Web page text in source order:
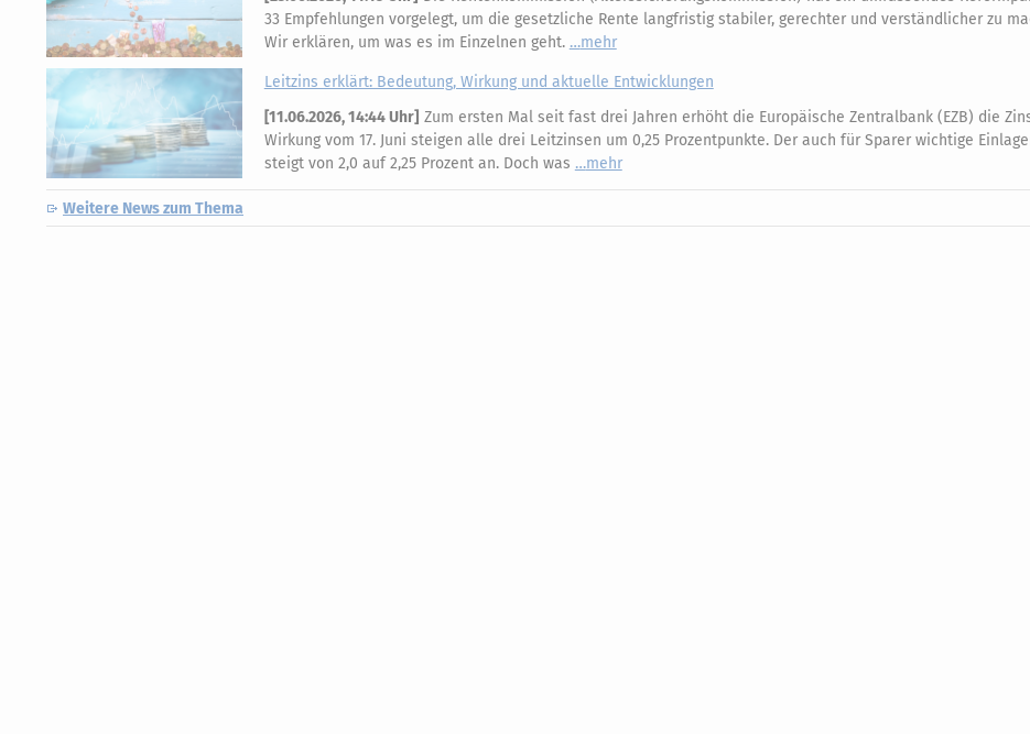
33 Empfehlungen vorgelegt, um die gesetzliche Rente langfristig stabiler, gerechter und verständlicher zu
Wir erklären, um was es im Einzelnen geht.
mehr
Leitzins erklärt: Bedeutung, Wirkung und aktuelle Entwicklungen
[11.06.2026, 14:44 Uhr] Zum ersten Mal seit fast drei Jahren erhöht die Europäische Zentralbank (EZB) die
Wirkung vom 17. Juni steigen alle drei Leitzinsen um 0,25 Prozentpunkte. Der auch für Sparer wichtige
steigt von 2,0 auf 2,25 Prozent an. Doch was
mehr
Weitere News zum Thema